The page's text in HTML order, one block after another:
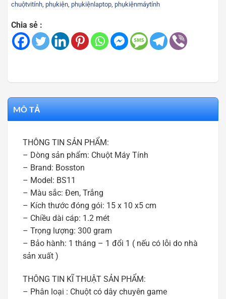
chuộtvitính, phụkiện, phụkiệnlaptop, phụkiệnmáytính
Chia sẻ :
MÔ TẢ
THÔNG TIN SẢN PHẨM:
– Dòng sản phẩm: Chuột Máy Tính
– Brand: Bosston
– Model: BS11
– Màu sắc: Đen, Trắng
– Kích thước đóng gói: 15 x 10 x5 cm
– Chiều dài cáp: 1.2 mét
– Trọng lượng: 300 gram
– Bảo hành: 1 tháng – 1 đổi 1 ( nếu có lỗi do nhà
sản xuất )
THÔNG TIN KĨ THUẬT SẢN PHẨM:
– Phân loại : Chuột có dây chuyên game